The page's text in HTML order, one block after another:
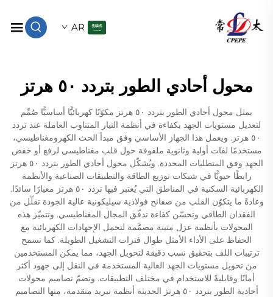
AR
محول أحادي الطور بتردد ٥٠ هرتز
يمثل محول أحادي الطور بتردد ٥٠ هرتز مكوّنًا كهربائيًّا أساسيًّا صُمِّم
لتعديل مستويات الجهد بكفاءة في أنظمة التيار المتناوب العاملة عند تردد
٥٠ هرتز. ويعمل هذا الجهاز الأساسي وفق مبدأ الحث الكهرومغناطيسي،
مستخدمًا لفات أولية وثانوية ملفوفة حول قلب مغناطيسي لرفع أو خفض
الجهد وفق المتطلبات المحددة. ويُشكّل محول أحادي الطور بتردد ٥٠ هرتز
رابطًا حيويًّا في شبكات توزيع الطاقة والتطبيقات الصناعية والأنظمة
الكهربائية السكنية في المناطق التي يُعتبر فيها تردد ٥٠ هرتز معيارًا سائدًا.
وعادةً ما يتكوّن القلب من صفائح فولاذية سيليكونية عالية الجودة تقلّل من
الفقدان الطاقي وتحسّن كفاءة تدفّق المجال المغناطيسي. وتتميّز هذه
المحولات بأنظمة عزل متينة مصمَّمة لتحمل الإجهادات الكهربائية مع
الحفاظ على الأداء الأمثل طوال فترات التشغيل الطويلة. كما تسمح
ترتيبات اللف بتحقيق نسب دقيقة لتحويل الجهد، مما يمكن المستخدمين
من تحويل مستويات الجهد العالية المستخدمة في النقل إلى جهود أكثر
أمانًا وقابليةً للاستخدام في مختلف التطبيقات. وتضمّ تصاميم محولات
أحادية الطور بتردد ٥٠ هرتز الحديثة أنظمة تبريد متقدمة، منها التصاميم